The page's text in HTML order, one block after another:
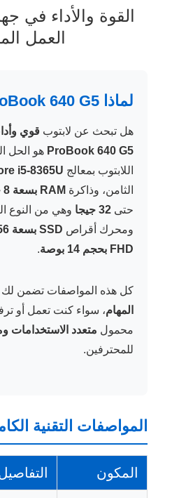
القوة والأداء في
العمل
لماذا HP ProBook 640 G5؟
هل تبحث عن لابتوب قوي
ProBook 640 G5 هو الحل
اللابتوب بمعالج i5-8365U
الثامن، وذاكرة RAM بسعة 8 جيجابايت
حتى 32 جيجا وهي من النوع
ومحرك أقراص SSD بسعة 256 جيجابايت
FHD بحجم 14 بوصة
.
كل هذه المواصفات تضمن لك
المهام، سواء كنت تعمل أو
محمول متعدد الاستخدامات
للمحترفين.
المواصفات التقنية
المكون